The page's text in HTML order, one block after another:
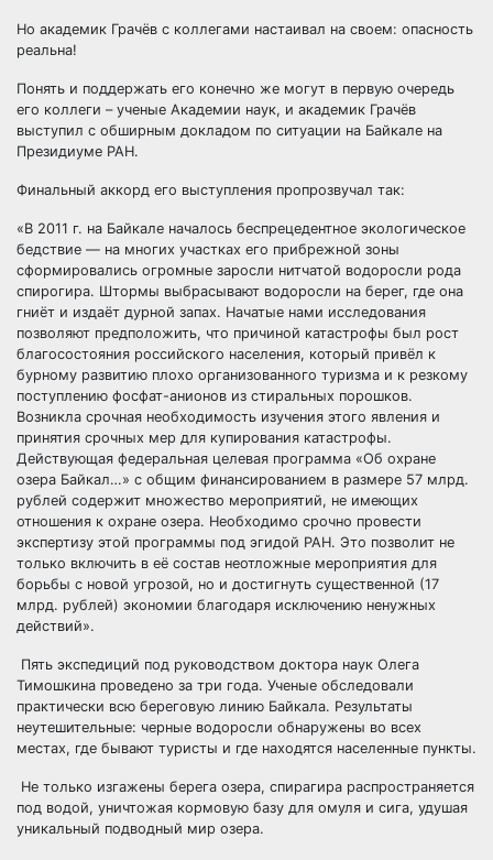
Но академик Грачёв с коллегами настаивал на своем: опасность
реальна!
Понять и поддержать его конечно же могут в первую очередь
его коллеги – ученые Академии наук, и академик Грачёв
выступил с обширным докладом по ситуации на Байкале на
Президиуме РАН.
Финальный аккорд его выступления пропрозвучал так:
«В 2011 г. на Байкале началось беспрецедентное экологическое
бедствие — на многих участках его прибрежной зоны
сформировались огромные заросли нитчатой водоросли рода
спирогира. Штормы выбрасывают водоросли на берег, где она
гниёт и издаёт дурной запах. Начатые нами исследования
позволяют предположить, что причиной катастрофы был рост
благосостояния российского населения, который привёл к
бурному развитию плохо организованного туризма и к резкому
поступлению фосфат-анионов из стиральных порошков.
Возникла срочная необходимость изучения этого явления и
принятия срочных мер для купирования катастрофы.
Действующая федеральная целевая программа «Об охране
озера Байкал…» с общим финансированием в размере 57 млрд.
рублей содержит множество мероприятий, не имеющих
отношения к охране озера. Необходимо срочно провести
экспертизу этой программы под эгидой РАН. Это позволит не
только включить в её состав неотложные мероприятия для
борьбы с новой угрозой, но и достигнуть существенной (17
млрд. рублей) экономии благодаря исключению ненужных
действий».
Пять экспедиций под руководством доктора наук Олега
Тимошкина проведено за три года. Ученые обследовали
практически всю береговую линию Байкала. Результаты
неутешительные: черные водоросли обнаружены во всех
местах, где бывают туристы и где находятся населенные пункты.
Не только изгажены берега озера, спирагира распространяется
под водой, уничтожая кормовую базу для омуля и сига, удушая
уникальный подводный мир озера.